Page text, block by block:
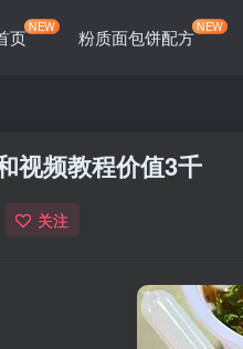
页NEW 粉质面包饼配方NEW
视频教程价值3千
关注